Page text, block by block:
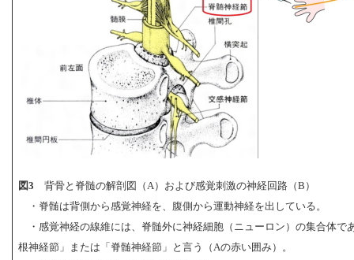
図3 背骨と脊髄の解剖図（A）および感覚刺激の神経回路（B）
・脊髄は背側から感覚神経を、腹側から運動神経を出している。
・感覚神経の線維には、脊髄外に神経細胞（ニューロン）の集合体で
根神経節」または「脊髄神経節」と言う（Aの赤い囲み）。